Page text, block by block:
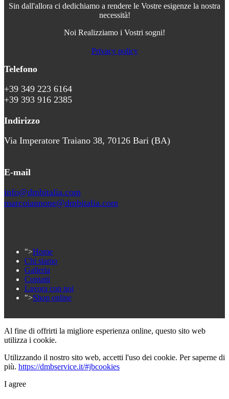
Sin dall'allora ci dedichiamo a rendere le Vostre esigenze la nostra
necessità!
Noi Realizziamo i Vostri sogni!
Privacy policy
Telefono
+39 349 223 6164
+39 393 916 2385
Indirizzo
Via Imperatore Traiano 38, 70126 Bari (BA)
E-mail
info@dmbitalia.com
marcoiannone@dmbitalia.com
">Home
Chi siamo
Galleria
Contatti
Lavora con noi
">Shop online
Al fine di offrirti la migliore esperienza online, questo sito web
utilizza i cookie.
Utilizzando il nostro sito web, accetti l'uso dei cookie. Per saperne di
più. https://dmbservice.it/#jbcookies
I agree